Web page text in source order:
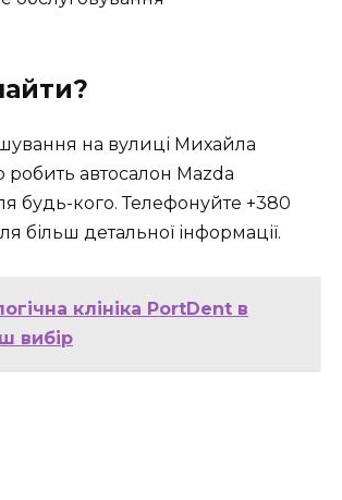
на вулиці Михайла
робить автосалон Mazda
будь-кого. Телефонуйте +380
більш детальної інформації.
клініка PortDent в
вибір